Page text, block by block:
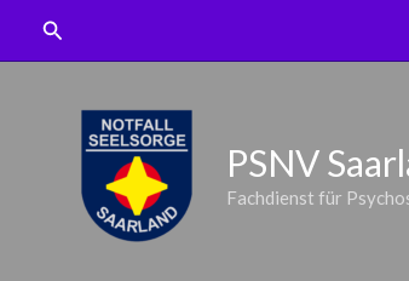
Suchen
PSNV
Fachdienst für